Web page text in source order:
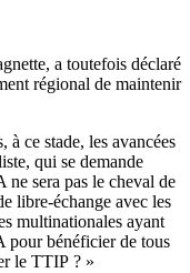
a toutefois déclaré
régional de maintenir
à ce stade, les avancées
qui se demande
ne sera pas le cheval de
libre-échange avec les
multinationales ayant
pour bénéficier de tous
le TTIP ? »